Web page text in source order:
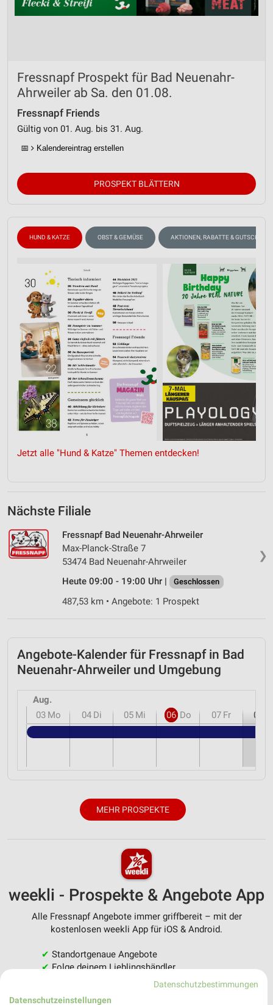
Fressnapf Prospekt für Bad Neuenahr-
Ahrweiler ab Sa. den 01.08.
Fressnapf Friends
Gültig von 01. Aug. bis 31. Aug.
📅 Kalendereintrag erstellen
PROSPEKT BLÄTTERN
HUND & KATZE OBST & GEMÜSE AKTIONEN, RABATTE & GUTSCHEINE
Jetzt alle "Hund & Katze" Themen entdecken!
Nächste Filiale
❯
Fressnapf Bad Neuenahr-Ahrweiler
Max-Planck-Straße 7
53474 Bad Neuenahr-Ahrweiler
Heute 09:00 - 19:00 Uhr |
Geschlossen
487,53 km • Angebote: 1 Prospekt
Angebote-Kalender für Fressnapf in Bad
Neuenahr-Ahrweiler und Umgebung
Aug.
03 Mo 04 Di 05 Mi 06 Do 07 Fr 08
MEHR PROSPEKTE
weekli - Prospekte & Angebote App
Alle Fressnapf Angebote immer griffbereit – mit der
kostenlosen weekli App für iOS & Android.
✔ Standortgenaue Angebote
✔Folge deinem Lieblingshändler
Push-Benachrichtigungen bei neuen Prospekten
Datenschutzbestimmungen
Datenschutzeinstellungen